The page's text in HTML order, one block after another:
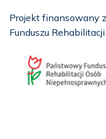
Projekt finansowany
Funduszu